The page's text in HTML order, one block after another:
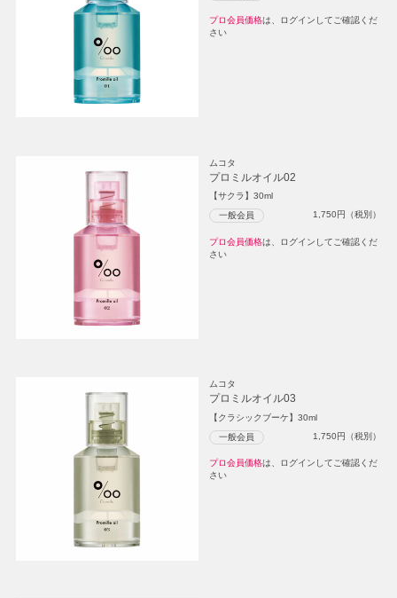
プロ会員価格は、ログインしてご確認くだ
さい
ムコタ
プロミルオイル02
【サクラ】30ml
一般会員 1,750円（税別）
プロ会員価格は、ログインしてご確認くだ
さい
ムコタ
プロミルオイル03
【クラシックブーケ】30ml
一般会員 1,750円（税別）
プロ会員価格は、ログインしてご確認くだ
さい